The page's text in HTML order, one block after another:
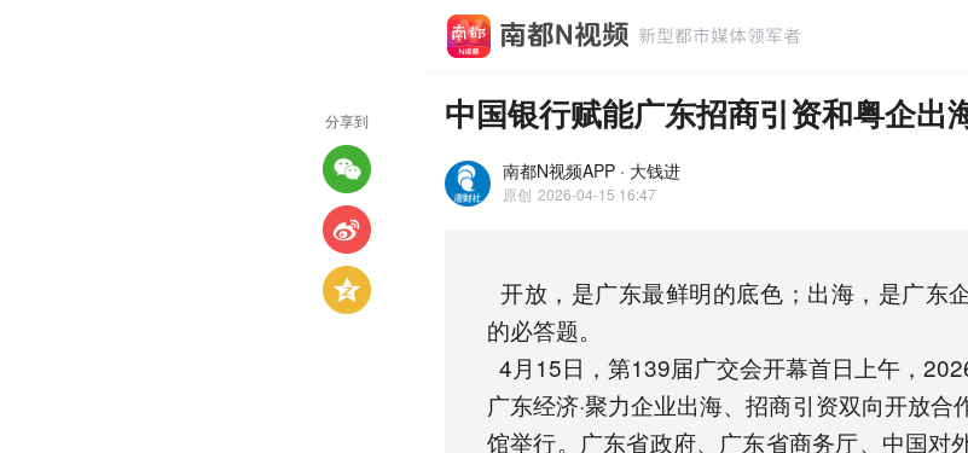
中国银行赋能广东招商引资和粤企出
南都N视频APP · 大钱进
原创 2026-04-15 16:47
开放，是广东最鲜明的底色；出海，是广东
的必答题。
4月15日，第139届广交会开幕首日上午，
广东经济·聚力企业出海、招商引资双向开放合
馆举行。广东省政府、广东省商务厅、中国对
分享到